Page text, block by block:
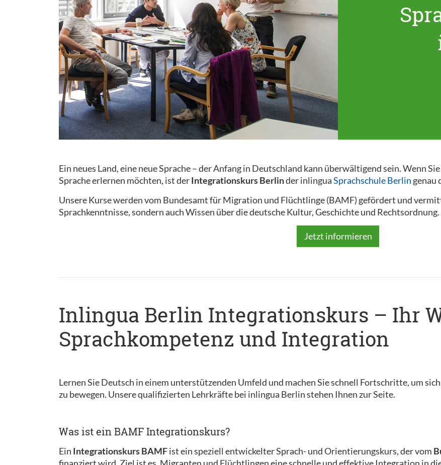
Ein neues Land, eine neue Sprache – der Anfang in Deutschland kann überwältigend sein. Wenn
Sprache erlernen möchten, ist derIntegrationskurs Berlinder inlinguaSprachschule Berlin genau
Unsere Kurse werden vom Bundesamt für Migration und Flüchtlinge (BAMF) gefördert und
Sprachkenntnisse, sondern auch Wissen über die deutsche Kultur, Geschichte und Rechtsordnung.
Jetzt informieren
Inlingua Berlin Integrationskurs – Ihr
Sprachkompetenz und Integration
Lernen Sie Deutsch in einem unterstützenden Umfeld und machen Sie schnell Fortschritte, um
zu bewegen. Unsere qualifizierten Lehrkräfte bei inlingua Berlin stehen Ihnen zur Seite.
Was ist ein BAMF Integrationskurs?
Ein Integrationskurs BAMFist ein speziell entwickelter Sprach- und Orientierungskurs, der vom
finanziert wird. Ziel ist es, Migranten und Flüchtlingen eine schnelle und effektive Integration in